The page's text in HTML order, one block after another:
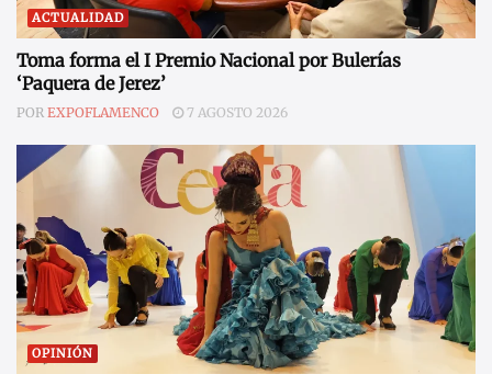
ACTUALIDAD
Toma forma el I Premio Nacional por Bulerías
‘Paquera de Jerez’
POR EXPOFLAMENCO 7 AGOSTO 2026
OPINIÓN